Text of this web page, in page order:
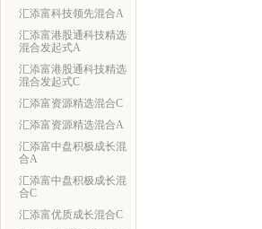
汇添富科技领先混合A
汇添富港股通科技精选
混合发起式A
汇添富港股通科技精选
混合发起式C
汇添富资源精选混合C
汇添富资源精选混合A
汇添富中盘积极成长混
合A
汇添富中盘积极成长混
合C
汇添富优质成长混合C